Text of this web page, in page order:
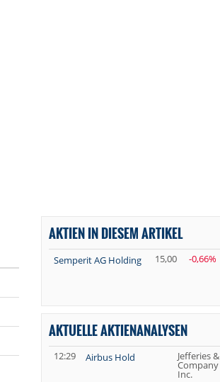
AKTIEN IN DIESEM ARTIKEL
Semperit AG Holding 15,00 -0,66%
AKTUELLE AKTIENANALYSEN
12:29 Airbus Hold Jefferies &
Company
Inc.